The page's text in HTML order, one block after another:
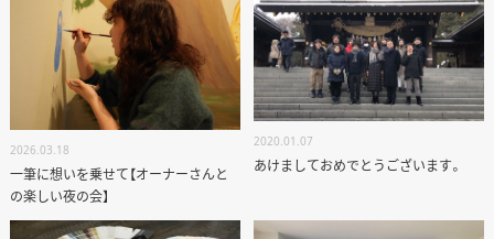
ANATA.
EVENT
2026.03.18
一筆に想いを乗せて【オーナーさんと
の楽しい夜の会】
2020.01.07
あけましておめでとうございます。